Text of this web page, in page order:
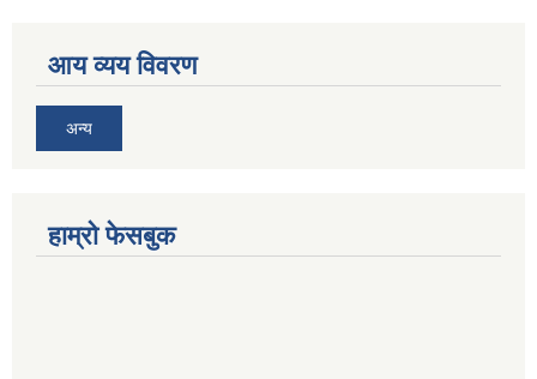
आय व्यय विवरण
अन्य
हाम्रो फेसबुक